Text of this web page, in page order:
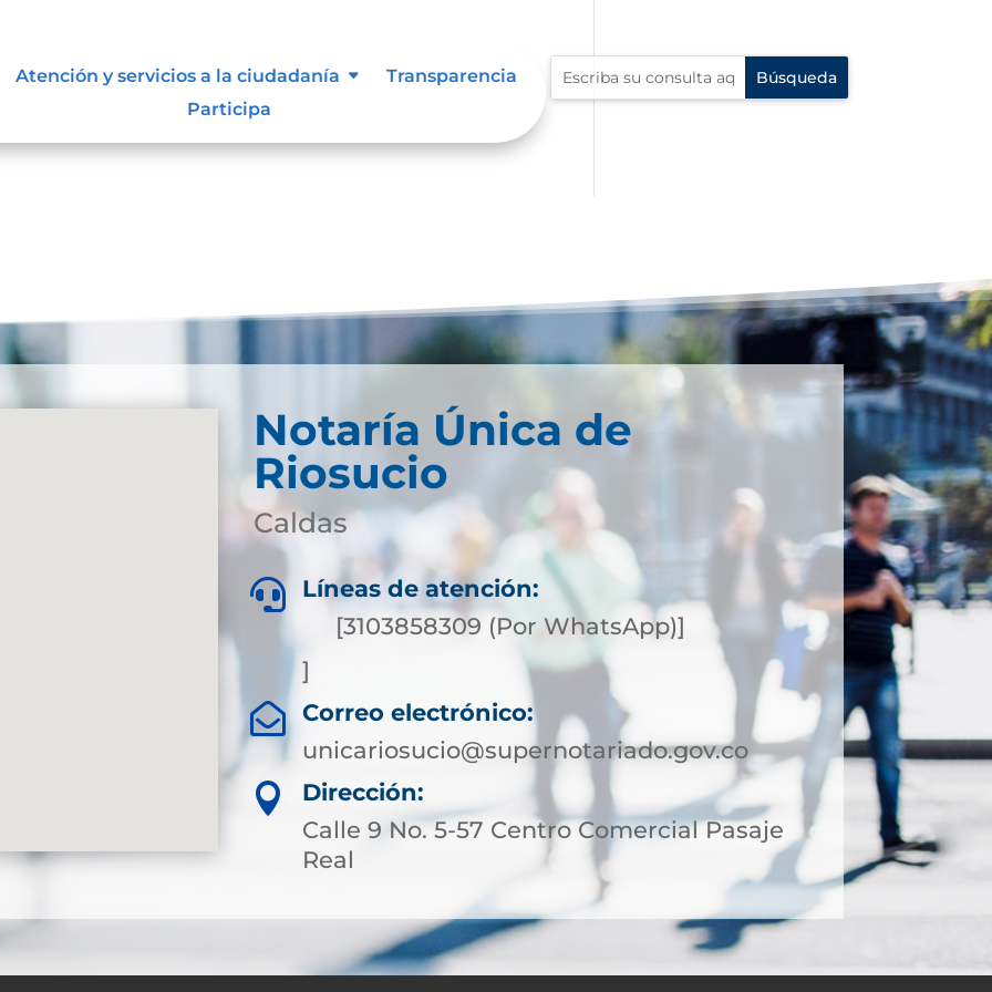
Atención y servicios a la ciudadanía
Transparencia
Participa
Notaría Única de
Riosucio
Caldas

Líneas de atención:
[3103858309 (Por WhatsApp)]
]

Correo electrónico:
unicariosucio@supernotariado.gov.co

Dirección:
Calle 9 No. 5-57 Centro Comercial Pasaje
Real